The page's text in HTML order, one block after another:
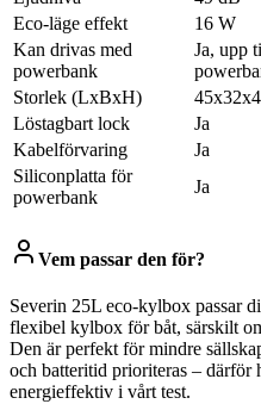
Eco-läge effekt
16 W
Kan drivas med
powerbank
Ja, upp
Storlek (LxBxH)
Löstagbart lock
Ja
Kabelförvaring
Ja
Siliconplatta för
powerbank
Ja
Vem passar den för?
Severin 25L eco-kylbox passar
flexibel kylbox för båt, särskilt
Den är perfekt för mindre
och batteritid prioriteras – därför
energieffektiv i vårt test.